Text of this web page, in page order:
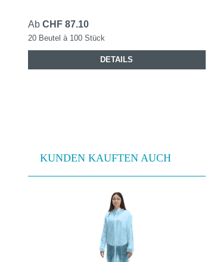
Ab CHF 87.10
20 Beutel à 100 Stück
DETAILS
KUNDEN KAUFTEN AUCH
Produktgalerie überspringen